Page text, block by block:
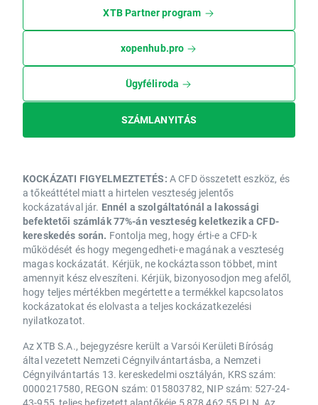
XTB Partner program
xopenhub.pro
Ügyféliroda
SZÁMLANYITÁS
KOCKÁZATI FIGYELMEZTETÉS: A CFD összetett eszköz, és
a tőkeáttétel miatt a hirtelen veszteség jelentős
kockázatával jár. Ennél a szolgáltatónál a lakossági
befektetői számlák 77%-án veszteség keletkezik a CFD-
kereskedés során. Fontolja meg, hogy érti-e a CFD-k
működését és hogy megengedheti-e magának a veszteség
magas kockázatát. Kérjük, ne kockáztasson többet, mint
amennyit kész elveszíteni. Kérjük, bizonyosodjon meg afelől,
hogy teljes mértékben megértette a termékkel kapcsolatos
kockázatokat és elolvasta a teljes kockázatkezelési
nyilatkozatot.
Az XTB S.A., bejegyzésre került a Varsói Kerületi Bíróság
által vezetett Nemzeti Cégnyilvántartásba, a Nemzeti
Cégnyilvántartás 13. kereskedelmi osztályán, KRS szám:
0000217580, REGON szám: 015803782, NIP szám: 527-24-